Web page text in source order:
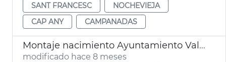
SANT FRANCESC
NOCHEVIEJA
CAP ANY
CAMPANADAS
Montaje nacimiento Ayuntamiento València
modificado hace 8 meses